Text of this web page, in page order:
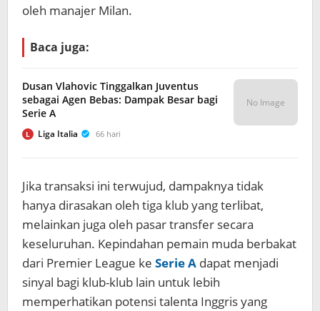
oleh manajer Milan.
Baca juga:
Dusan Vlahovic Tinggalkan Juventus
sebagai Agen Bebas: Dampak Besar bagi
Serie A
L Liga Italia 66 hari
No Image
Jika transaksi ini terwujud, dampaknya tidak
hanya dirasakan oleh tiga klub yang terlibat,
melainkan juga oleh pasar transfer secara
keseluruhan. Kepindahan pemain muda berbakat
dari Premier League ke Serie A dapat menjadi
sinyal bagi klub-klub lain untuk lebih
memperhatikan potensi talenta Inggris yang